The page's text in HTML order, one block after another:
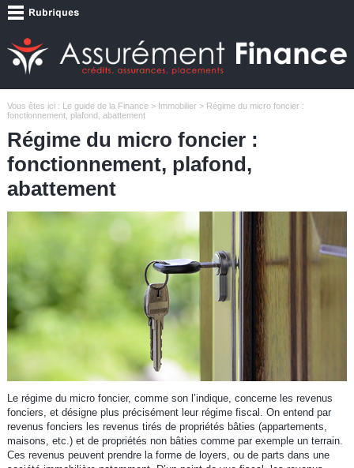
Vous êtes ici : Le guide de la Finance> Immobilier> Régime du micro foncier :
fonctionnement, plafond, abattement
Régime du micro foncier :
fonctionnement, plafond,
abattement
Le régime du micro foncier, comme son l’indique, concerne les revenus
fonciers, et désigne plus précisément leur régime fiscal. On entend par
revenus fonciers les revenus tirés de propriétés bâties (appartements,
maisons, etc.) et de propriétés non bâties comme par exemple un terrain.
Ces revenus peuvent prendre la forme de loyers, ou de parts dans une